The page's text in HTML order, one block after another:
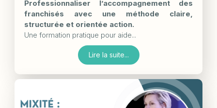
Professionnaliser l’accompagnement des
franchisés avec une méthode claire,
structurée et orientée action.
Une formation pratique pour aide...
Lire la suite...